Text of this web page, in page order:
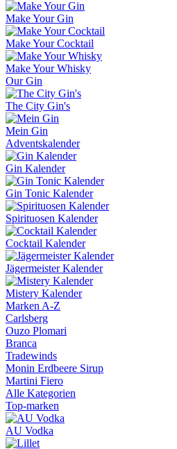
Make Your Gin
Make Your Cocktail
Make Your Whisky
Our Gin
The City Gin's
Mein Gin
Adventskalender
Gin Kalender
Gin Tonic Kalender
Spirituosen Kalender
Cocktail Kalender
Jägermeister Kalender
Mistery Kalender
Marken A-Z
Carlsberg
Ouzo Plomari
Branca
Tradewinds
Monin Erdbeere Sirup
Martini Fiero
Alle Kategorien
Top-marken
AU Vodka